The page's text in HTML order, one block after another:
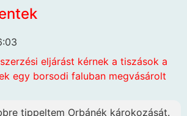
eljárást kérnek a tiszások a
egy borsodi faluban megvásárolt
tippeltem Orbánék károkozását.